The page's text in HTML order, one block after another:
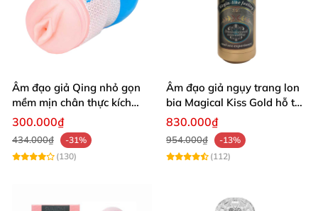
Âm đạo giả Qing nhỏ gọn
mềm mịn chân thực kích
thích cực mạnh
300.000₫
434.000₫
-31%
(130)
Âm đạo giả ngụy trang lon
bia Magical Kiss Gold hỗ trợ
cực khoái nhanh
830.000₫
954.000₫
-13%
(112)